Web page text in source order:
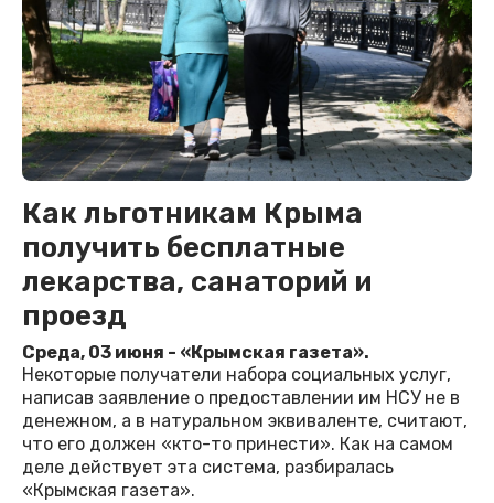
Как льготникам Крыма
получить бесплатные
лекарства, санаторий и
проезд
Среда, 03 июня - «Крымская газета».
Некоторые получатели набора социальных услуг,
написав заявление о предоставлении им НСУ не в
денежном, а в натуральном эквиваленте, считают,
что его должен «кто-то принести». Как на самом
деле действует эта система, разбиралась
«Крымская газета».